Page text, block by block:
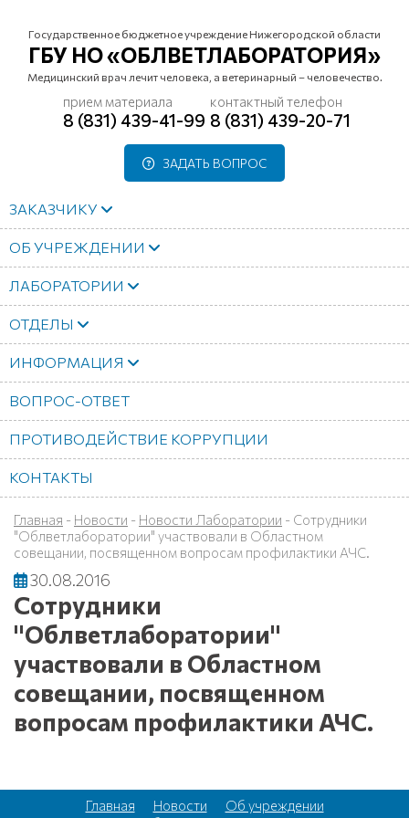
Государственное бюджетное учреждение Нижегородской области
ГБУ НО «ОБЛВЕТЛАБОРАТОРИЯ»
Медицинский врач лечит человека, а ветеринарный – человечество.
прием материала
8 (831) 439-41-99
контактный телефон
8 (831) 439-20-71
ЗАДАТЬ ВОПРОС
ЗАКАЗЧИКУ
ОБ УЧРЕЖДЕНИИ
ЛАБОРАТОРИИ
ОТДЕЛЫ
ИНФОРМАЦИЯ
ВОПРОС-ОТВЕТ
ПРОТИВОДЕЙСТВИЕ КОРРУПЦИИ
КОНТАКТЫ
Главная - Новости - Новости Лаборатории - Cотрудники
"Облветлаборатории" участвовали в Областном
совещании, посвященном вопросам профилактики АЧС.
30.08.2016
Cотрудники
"Облветлаборатории"
участвовали в Областном
совещании, посвященном
вопросам профилактики АЧС.
Главная Новости
Об учреждении